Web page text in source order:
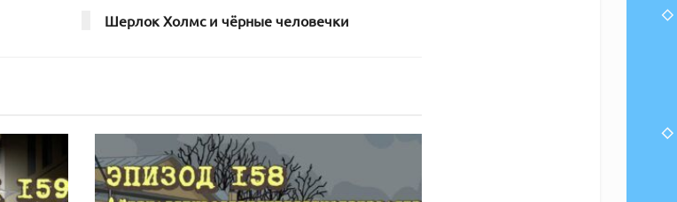
Шерлок Холмс и чёрные человечки